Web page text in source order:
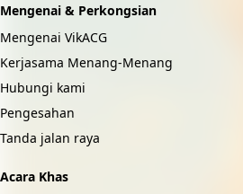
Mengenai & Perkongsian
Mengenai VikACG
Kerjasama Menang-Menang
Hubungi kami
Pengesahan
Tanda jalan raya
Acara Khas